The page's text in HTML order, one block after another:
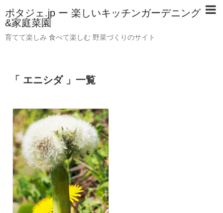
ポタジェ.jp ー 楽しいキッチンガーデニング
&家庭菜園
育てて楽しみ 食べて楽しむ 野菜づくりのサイト
「 エニシダ 」一覧